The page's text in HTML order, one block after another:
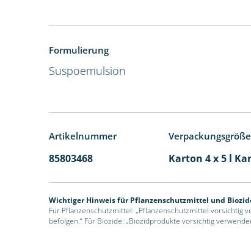
Formulierung
Suspoemulsion
Artikelnummer Verpackungsgröße
85803468 Karton 4 x 5 l
Wichtiger Hinweis für Pflanzenschutzmittel und
Für Pflanzenschutzmittel: „Pflanzenschutzmittel vorsichtig
befolgen.“ Für Biozide: „Biozidprodukte vorsichtig